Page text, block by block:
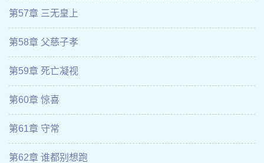
第57章 三无皇上
第58章 父慈子孝
第59章 死亡凝视
第60章 惊喜
第61章 守常
第62章 谁都别想跑